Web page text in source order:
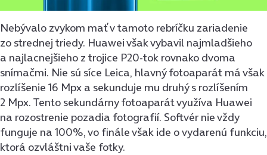
Nebývalo zvykom mať v tamoto rebríčku zariadenie
zo strednej triedy. Huawei však vybavil najmladšieho
a najlacnejšieho z trojice P20-tok rovnako dvoma
snímačmi. Nie sú síce Leica, hlavný fotoaparát má však
rozlíšenie 16 Mpx a sekunduje mu druhý s rozlíšením
2 Mpx. Tento sekundárny fotoaparát využíva Huawei
na rozostrenie pozadia fotografií. Softvér nie vždy
funguje na 100%, vo finále však ide o vydarenú funkciu,
ktorá ozvláštni vaše fotky.